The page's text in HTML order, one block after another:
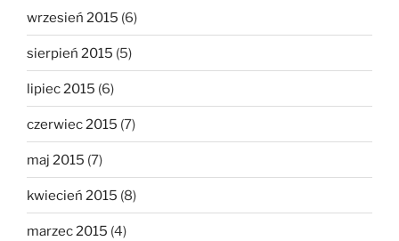
wrzesień 2015 (6)
sierpień 2015 (5)
lipiec 2015 (6)
czerwiec 2015 (7)
maj 2015 (7)
kwiecień 2015 (8)
marzec 2015 (4)